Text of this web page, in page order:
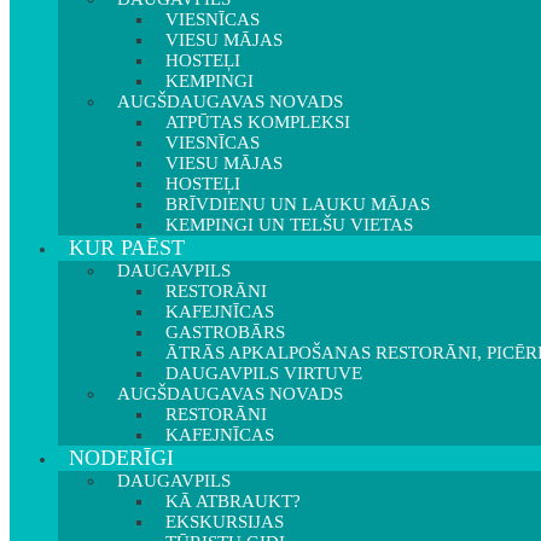
VIESNĪCAS
VIESU MĀJAS
HOSTEĻI
KEMPINGI
AUGŠDAUGAVAS NOVADS
ATPŪTAS KOMPLEKSI
VIESNĪCAS
VIESU MĀJAS
HOSTEĻI
BRĪVDIENU UN LAUKU MĀJAS
KEMPINGI UN TELŠU VIETAS
KUR PAĒST
DAUGAVPILS
RESTORĀNI
KAFEJNĪCAS
GASTROBĀRS
ĀTRĀS APKALPOŠANAS RESTORĀNI,
DAUGAVPILS VIRTUVE
AUGŠDAUGAVAS NOVADS
RESTORĀNI
KAFEJNĪCAS
NODERĪGI
DAUGAVPILS
KĀ ATBRAUKT?
EKSKURSIJAS